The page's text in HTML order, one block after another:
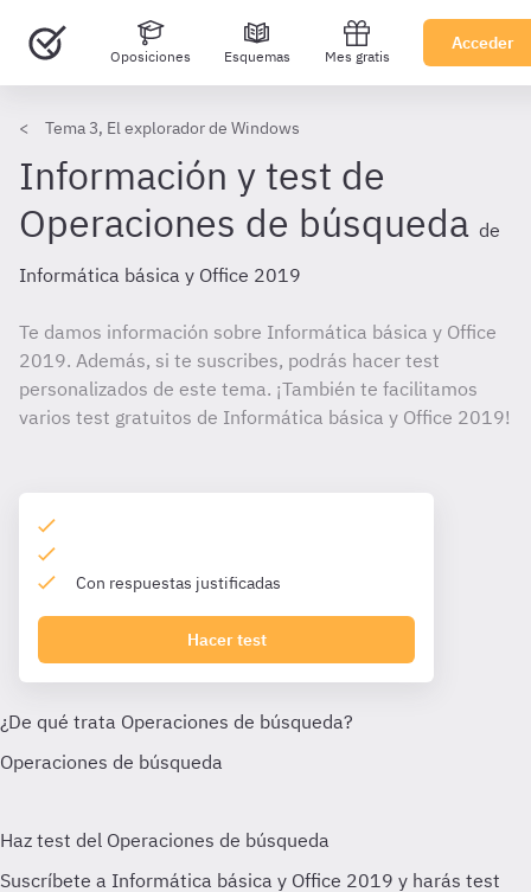
Oposiciones Esquemas Mes gratis
Acceder
Tema 3, El explorador de Windows
Información y test de
Operaciones de búsqueda de
Informática básica y Office 2019
Te damos información sobre Informática básica y Office
2019. Además, si te suscribes, podrás hacer test
personalizados de este tema. ¡También te facilitamos
varios test gratuitos de Informática básica y Office 2019!
Con respuestas justificadas
Hacer test